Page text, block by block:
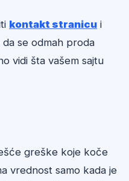
kontakt stranicu i
da se odmah proda
vidi šta vašem sajtu
greške koje koče
vrednost samo kada je